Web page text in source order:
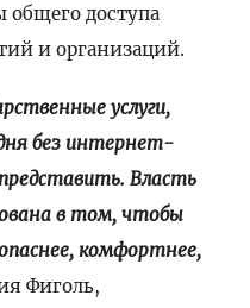
доступа
и организаций.
услуги,
без интернет-
Власть
в том, чтобы
комфортнее,
Фиголь,